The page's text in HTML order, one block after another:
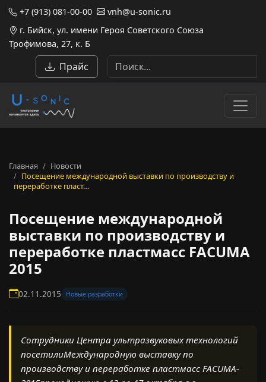
+7 (913) 081-00-00
vnh@u-sonic.ru
г. Бийск, ул. имени Героя Советского Союза
Трофимова, 27, к. Б
Прайс
Главная
Новости
Посещение международной выставки по производству и
переработке пласт…
Посещение международной
выставки по производству и
переработке пластмасс FACUMA
2015
02.11.2015 Новые разработки
Сотрудники Центра ультразвуковых технологий
посетилиМеждународную выставку по
производству и переработке пластмасс FACUMA-